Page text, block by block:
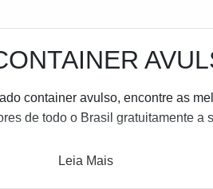
container avulso, encontre as
de todo o Brasil gratuitamente a
Leia Mais